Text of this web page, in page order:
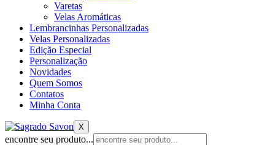
Varetas
Velas Aromáticas
Lembrancinhas Personalizadas
Velas Personalizadas
Edição Especial
Personalização
Novidades
Quem Somos
Contatos
Minha Conta
X
encontre seu produto...